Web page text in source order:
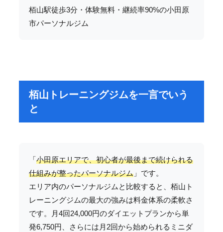
栢山駅徒歩3分・体験無料・継続率90%の小田原
市パーソナルジム
栢山トレーニングジムを一言でいう
と
「小田原エリアで、初心者が最後まで続けられる
仕組みが整ったパーソナルジム」です。
エリア内のパーソナルジムと比較すると、栢山ト
レーニングジムの最大の強みは料金体系の柔軟さ
です。月4回24,000円のダイエットプランから単
発6,750円、さらには月2回から始められるミニダ